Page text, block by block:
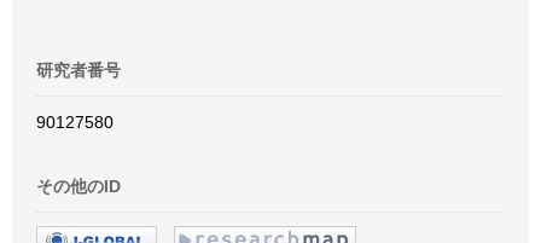
研究者番号
90127580
その他のID